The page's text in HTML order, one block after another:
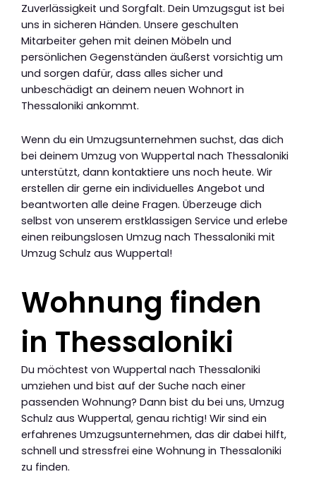
Zuverlässigkeit und Sorgfalt. Dein Umzugsgut ist bei
uns in sicheren Händen. Unsere geschulten
Mitarbeiter gehen mit deinen Möbeln und
persönlichen Gegenständen äußerst vorsichtig um
und sorgen dafür, dass alles sicher und
unbeschädigt an deinem neuen Wohnort in
Thessaloniki ankommt.
Wenn du ein Umzugsunternehmen suchst, das dich
bei deinem Umzug von Wuppertal nach Thessaloniki
unterstützt, dann kontaktiere uns noch heute. Wir
erstellen dir gerne ein individuelles Angebot und
beantworten alle deine Fragen. Überzeuge dich
selbst von unserem erstklassigen Service und erlebe
einen reibungslosen Umzug nach Thessaloniki mit
Umzug Schulz aus Wuppertal!
Wohnung finden
in Thessaloniki
Du möchtest von Wuppertal nach Thessaloniki
umziehen und bist auf der Suche nach einer
passenden Wohnung? Dann bist du bei uns, Umzug
Schulz aus Wuppertal, genau richtig! Wir sind ein
erfahrenes Umzugsunternehmen, das dir dabei hilft,
schnell und stressfrei eine Wohnung in Thessaloniki
zu finden.